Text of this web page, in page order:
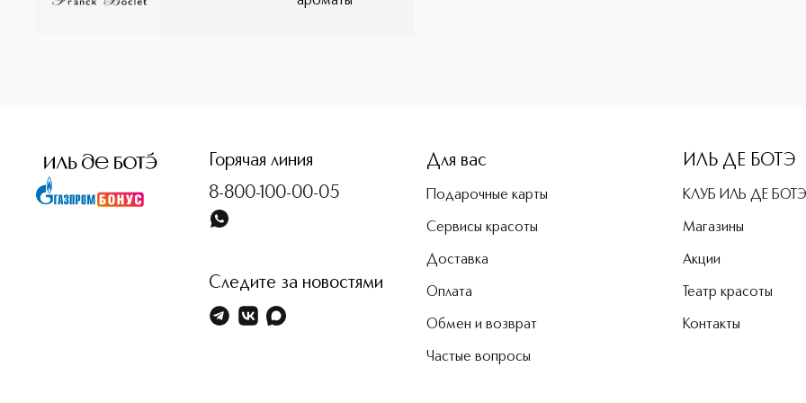
Горячая линия
8-800-100-00-05
Следите за новостями
Для вас
Подарочные карты
Сервисы красоты
Доставка
Оплата
Обмен и возврат
Частые вопросы
ИЛЬ ДЕ БОТЭ
КЛУБ ИЛЬ ДЕ БОТЭ
Магазины
Акции
Театр красоты
Контакты